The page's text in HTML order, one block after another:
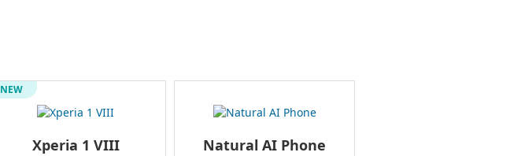
NEW
Xperia 1 VIII Natural AI Phone